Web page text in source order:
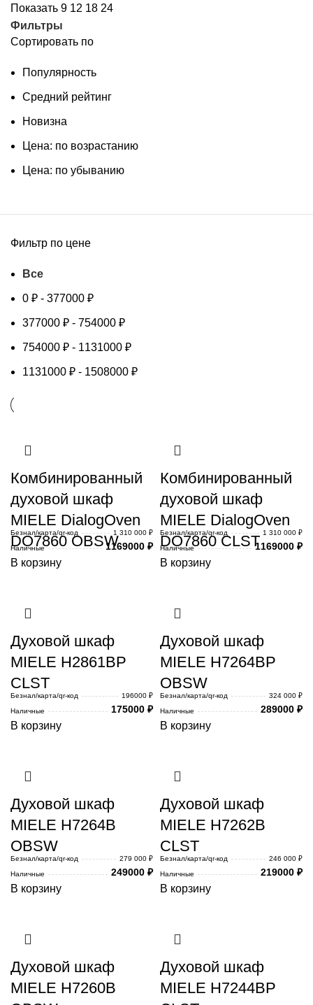
Показать 9 12 18 24
Фильтры
Сортировать по
Популярность
Средний рейтинг
Новизна
Цена: по возрастанию
Цена: по убыванию
Фильтр по цене
Все
0 ₽ - 377000 ₽
377000 ₽ - 754000 ₽
754000 ₽ - 1131000 ₽
1131000 ₽ - 1508000 ₽
Комбинированный
духовой шкаф
MIELE DialogOven
DO7860 OBSW
Безнал/карта/qr-код
1 310 000 ₽
Наличные
1169000 ₽
В корзину
Комбинированный
духовой шкаф
MIELE DialogOven
DO7860 CLST
Безнал/карта/qr-код
1 310 000 ₽
Наличные
1169000 ₽
В корзину
Духовой шкаф
MIELE H2861BP
CLST
Безнал/карта/qr-код
196000 ₽
Наличные
175000 ₽
В корзину
Духовой шкаф
MIELE H7264BP
OBSW
Безнал/карта/qr-код
324 000 ₽
Наличные
289000 ₽
В корзину
Духовой шкаф
MIELE H7264B
OBSW
Безнал/карта/qr-код
279 000 ₽
Наличные
249000 ₽
В корзину
Духовой шкаф
MIELE H7262B
CLST
Безнал/карта/qr-код
246 000 ₽
Наличные
219000 ₽
В корзину
Духовой шкаф
MIELE H7260B
Духовой шкаф
MIELE H7244BP